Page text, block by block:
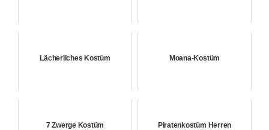
Lächerliches Kostüm Moana-Kostüm
7 Zwerge Kostüm Piratenkostüm Herren